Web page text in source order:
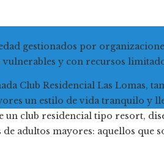
gestionados por
vulnerables y con recursos
Club Residencial Las Lomas,
un estilo de vida tranquilo y
un club residencial tipo resort,
de adultos mayores: aquellos que